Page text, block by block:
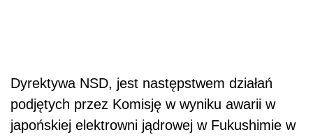
Dyrektywa NSD, jest następstwem działań
podjętych przez Komisję w wyniku awarii w
japońskiej elektrowni jądrowej w Fukushimie w